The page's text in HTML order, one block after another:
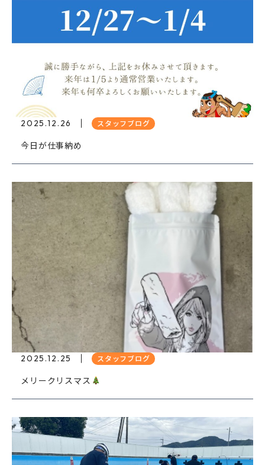
2025.12.26 スタッフブログ
今日が仕事納め
2025.12.25 スタッフブログ
メリークリスマス